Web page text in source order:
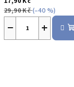
29,90 Kč(–40 %)
+
−